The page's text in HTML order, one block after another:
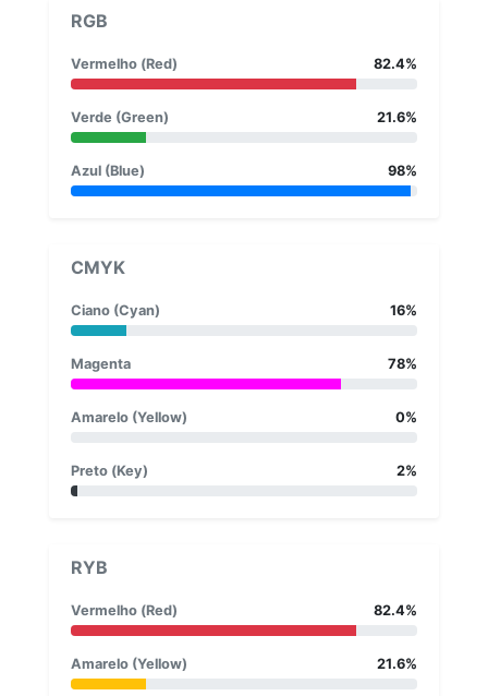
RGB
Vermelho (Red) 82.4%
Verde (Green) 21.6%
Azul (Blue) 98%
CMYK
Ciano (Cyan) 16%
Magenta 78%
Amarelo (Yellow) 0%
Preto (Key) 2%
RYB
Vermelho (Red) 82.4%
Amarelo (Yellow) 21.6%